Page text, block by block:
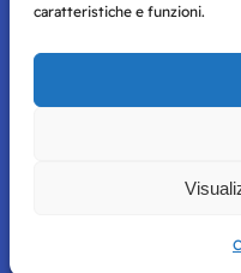
caratteristiche e funzioni.
Storie di Napoli è una
per mero scopo didattico e
perseguito secondo i termini